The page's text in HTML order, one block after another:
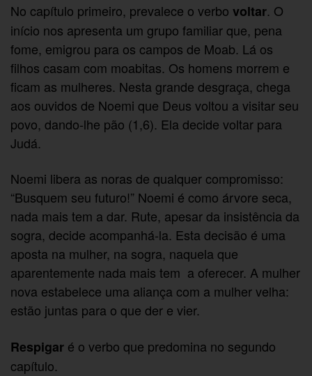
No capítulo primeiro, prevalece o verbovoltar. O
início nos apresenta um grupo familiar que, pena
fome, emigrou para os campos de Moab. Lá os
filhos casam com moabitas. Os homens morrem e
ficam as mulheres. Nesta grande desgraça, chega
aos ouvidos de Noemi que Deus voltou a visitar seu
povo, dando-lhe pão (1,6). Ela decide voltar para
Judá.
Noemi libera as noras de qualquer compromisso:
“Busquem seu futuro!” Noemi é como árvore seca,
nada mais tem a dar. Rute, apesar da insistência da
sogra, decide acompanhá-la. Esta decisão é uma
aposta na mulher, na sogra, naquela que
aparentemente nada mais tem a oferecer. A mulher
nova estabelece uma aliança com a mulher velha:
estão juntas para o que der e vier.
Respigar é o verbo que predomina no segundo
capítulo.